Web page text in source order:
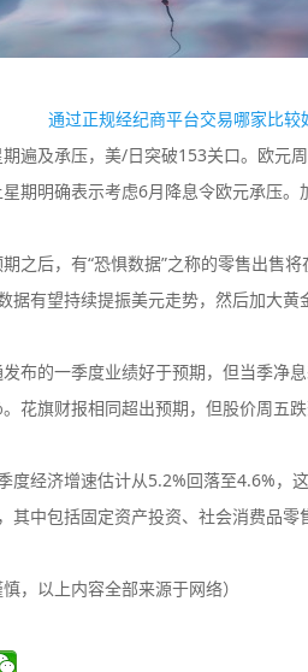
通过正规经纪商平台交易哪家比较
遍及承压，美/日突破153关口。欧元
期明确表示考虑6月降息令欧元承压。
之后，有“恐惧数据”之称的零售出售
有望持续提振美元走势，然后加大黄
布的一季度业绩好于预期，但当季净
花旗财报相同超出预期，但股价周五跌
度经济增速估计从5.2%回落至4.6%，
中包括固定资产投资、社会消费品零
，以上内容全部来源于网络）